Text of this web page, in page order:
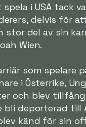
i USA tack
delvis för
del av sin
Wien.
som spelare
i Österrike,
och blev
deporterad till
känd för sin